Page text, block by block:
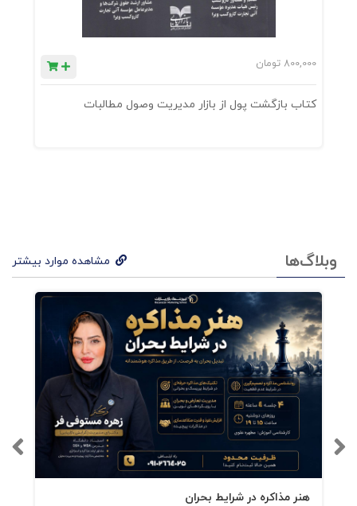
800,000 تومان
کتاب بازگشت پول از بازار مدیریت وصول مطالبات
وبلاگ‌ها مشاهده موارد بیشتر
هنر مذاکره در شرایط بحران